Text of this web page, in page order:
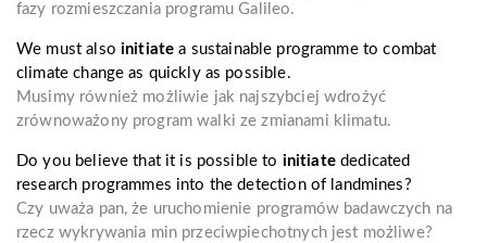
fazy rozmieszczania programu Galileo.
We must also initiate a sustainable programme to combat
climate change as quickly as possible.
Musimy również możliwie jak najszybciej wdrożyć
zrównoważony program walki ze zmianami klimatu.
Do you believe that it is possible to initiatededicated
research programmes into the detection of landmines?
Czy uważa pan, że uruchomienie programów badawczych na
rzecz wykrywania min przeciwpiechotnych jest możliwe?